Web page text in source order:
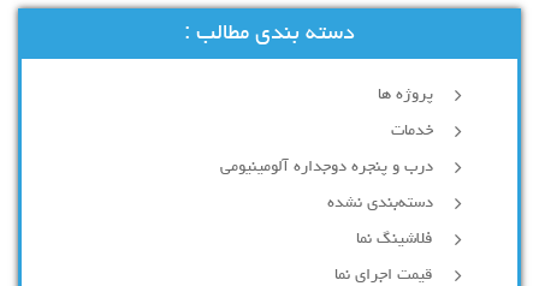
دسته بندی مطالب :
پروژه ها
خدمات
درب و پنجره دوجداره آلومینیومی
دسته‌بندی نشده
فلاشینگ نما
قیمت اجرای نما